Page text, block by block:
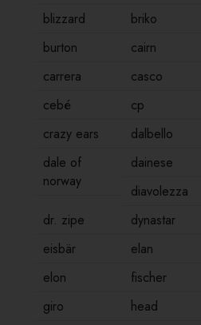
blizzard
briko
burton
cairn
carrera
casco
cebé
cp
crazy ears
dalbello
dale of
norway
dainese
diavolezza
dr. zipe
dynastar
eisbär
elan
elon
fischer
giro
head